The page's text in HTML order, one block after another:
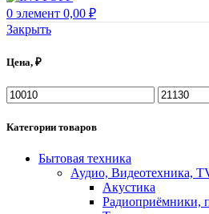
0 элемент 0,00 ₽
Закрыть
Цена, ₽
Категории товаров
Бытовая техника
Аудио, Видеотехника,
Акустика
Радиоприёмники,